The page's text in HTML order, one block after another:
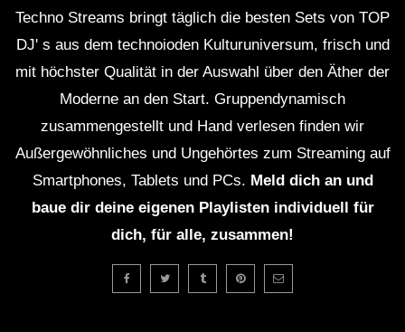
Techno Streams bringt täglich die besten Sets von TOP
DJ' s aus dem technoioden Kulturuniversum, frisch und
mit höchster Qualität in der Auswahl über den Äther der
Moderne an den Start. Gruppendynamisch
zusammengestellt und Hand verlesen finden wir
Außergewöhnliches und Ungehörtes zum Streaming auf
Smartphones, Tablets und PCs. Meld dich an und
baue dir deine eigenen Playlisten individuell für
dich, für alle, zusammen!